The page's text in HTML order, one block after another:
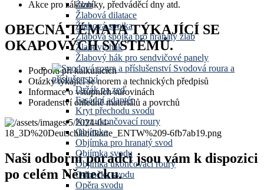
Žlab
Žlabová dilatace
Žlabová spojka
Žlabová spojka pro hranatý žlab
Žlabový hák
Žlabový hák pro sendvičové panely
Svodová roura a
příslušenství
Držák na zeď
Fasádní adaptér
Kryt přechodu svodu
Kryt ukončovací roury
Objímka
Objímka pro hranatý svod
Objímka svodu
Objímka ukončovací roury
Odbočka svodu
Opěra svodu
Akce pro zákazníky, předváděcí dny atd.
OBECNÁ TÉMATA TÝKAJÍCÍ SE
OKAPOVÝCH SYSTÉMŮ.
Podpora při kalkulacích
Otázky týkající se norem a technických předpisů
Informace o vstupních surovinách
Poradenství ohledně materiálů a povrchů
Naši odborní poradci jsou vám k dispozici
po celém Německu.